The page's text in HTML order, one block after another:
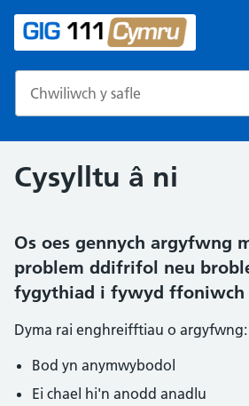
Cysylltu â ni
Os oes gennych argyfwng
problem ddifrifol neu
fygythiad i fywyd ffoniwch
Dyma rai enghreifftiau o argyfwng:
Bod yn anymwybodol
Ei chael hi'n anodd anadlu